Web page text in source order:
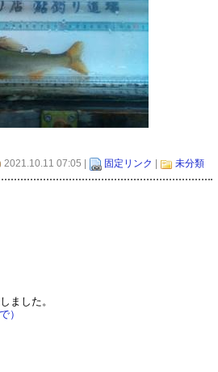
2021.10.11 07:05 | 固定リンク 未分類
ました。
）